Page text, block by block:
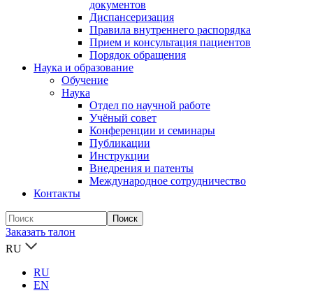
документов
Диспансеризация
Правила внутреннего распорядка
Прием и консультация пациентов
Порядок обращения
Наука и образование
Обучение
Наука
Отдел по научной работе
Учёный совет
Конференции и семинары
Публикации
Инструкции
Внедрения и патенты
Международное сотрудничество
Контакты
Заказать талон
RU
RU
EN